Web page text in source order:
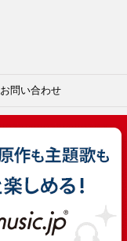
お問い合わせ